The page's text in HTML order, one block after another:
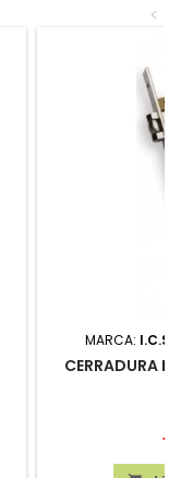
<
MARCA:
CERRADURA